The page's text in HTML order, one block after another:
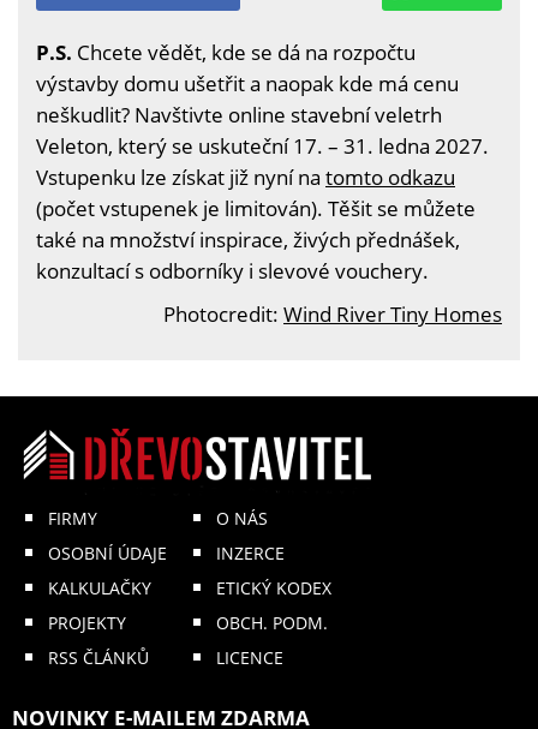
P.S. Chcete vědět, kde se dá na rozpočtu
výstavby domu ušetřit a naopak kde má cenu
neškudlit? Navštivte online stavební veletrh
Veleton, který se uskuteční 17. – 31. ledna 2027.
Vstupenku lze získat již nyní na tomto odkazu
(počet vstupenek je limitován). Těšit se můžete
také na množství inspirace, živých přednášek,
konzultací s odborníky i slevové vouchery.
Photocredit: Wind River Tiny Homes
FIRMY
OSOBNÍ ÚDAJE
KALKULAČKY
PROJEKTY
RSS ČLÁNKŮ
O NÁS
INZERCE
ETICKÝ KODEX
OBCH. PODM.
LICENCE
NOVINKY E-MAILEM ZDARMA